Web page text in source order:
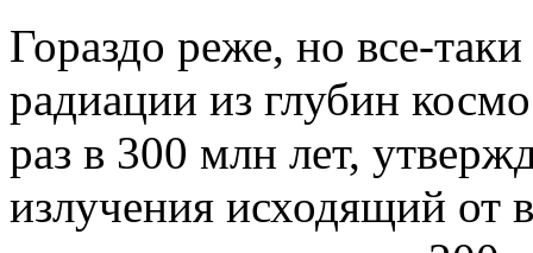
Гораздо реже, но все-
радиации из глубин
раз в 300 млн лет,
излучения исходящий от